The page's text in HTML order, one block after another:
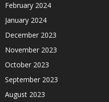
February 2024
January 2024
December 2023
November 2023
October 2023
September 2023
August 2023